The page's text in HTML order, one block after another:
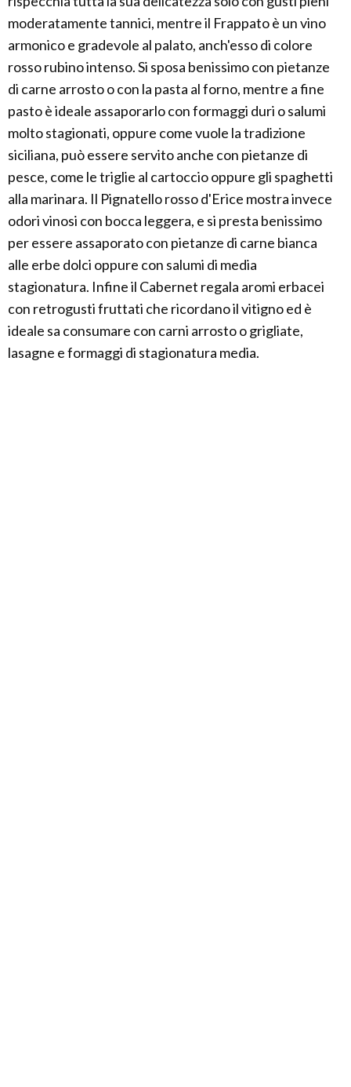
moderatamente tannici, mentre il Frappato è un vino
armonico e gradevole al palato, anch'esso di colore
rosso rubino intenso. Si sposa benissimo con pietanze
di carne arrosto o con la pasta al forno, mentre a fine
pasto è ideale assaporarlo con formaggi duri o salumi
molto stagionati, oppure come vuole la tradizione
siciliana, può essere servito anche con pietanze di
pesce, come le triglie al cartoccio oppure gli spaghetti
alla marinara. Il Pignatello rosso d'Erice mostra invece
odori vinosi con bocca leggera, e si presta benissimo
per essere assaporato con pietanze di carne bianca
alle erbe dolci oppure con salumi di media
stagionatura. Infine il Cabernet regala aromi erbacei
con retrogusti fruttati che ricordano il vitigno ed è
ideale sa consumare con carni arrosto o grigliate,
lasagne e formaggi di stagionatura media.